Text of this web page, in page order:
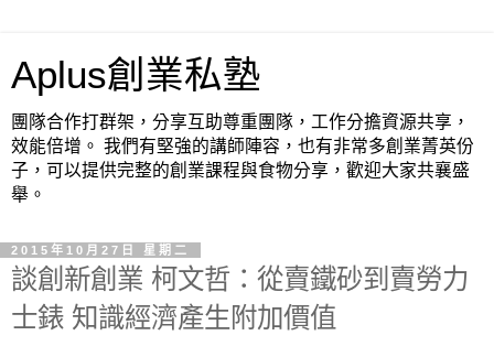
Aplus創業私塾
團隊合作打群架，分享互助尊重團隊，工作分擔資源共享，
效能倍增。 我們有堅強的講師陣容，也有非常多創業菁英份
子，可以提供完整的創業課程與食物分享，歡迎大家共襄盛
舉。
2015年10月27日 星期二
談創新創業 柯文哲：從賣鐵砂到賣勞力
士錶 知識經濟產生附加價值